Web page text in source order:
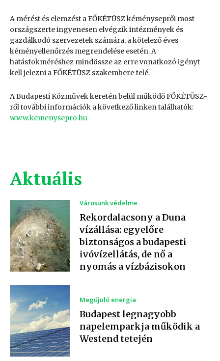
A mérést és elemzést a FŐKÉTÜSZ kéményseprői most
országszerte ingyenesen elvégzik intézmények és
gazdálkodó szervezetek számára, a kötelező éves
kéményellenőrzés megrendelése esetén. A
hatásfokméréshez mindössze az erre vonatkozó igényt
kell jelezni a FŐKÉTÜSZ szakembere felé.
A Budapesti Közművek keretén belül működő FŐKÉTÜSZ-
ről további információk a következő linken találhatók:
www.kemenysepro.hu
Aktuális
Városunk védelme
Rekordalacsony a Duna
vízállása: egyelőre
biztonságos a budapesti
ivóvízellátás, de nő a
nyomás a vízbázisokon
Megújuló energia
Budapest legnagyobb
napelemparkja működik a
Westend tetején